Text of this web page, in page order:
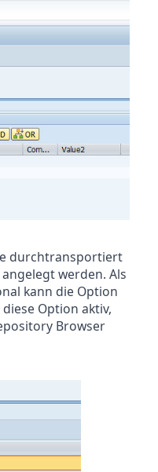
durchtransportiert
werden. Als
kann die Option
Option aktiv,
Browser